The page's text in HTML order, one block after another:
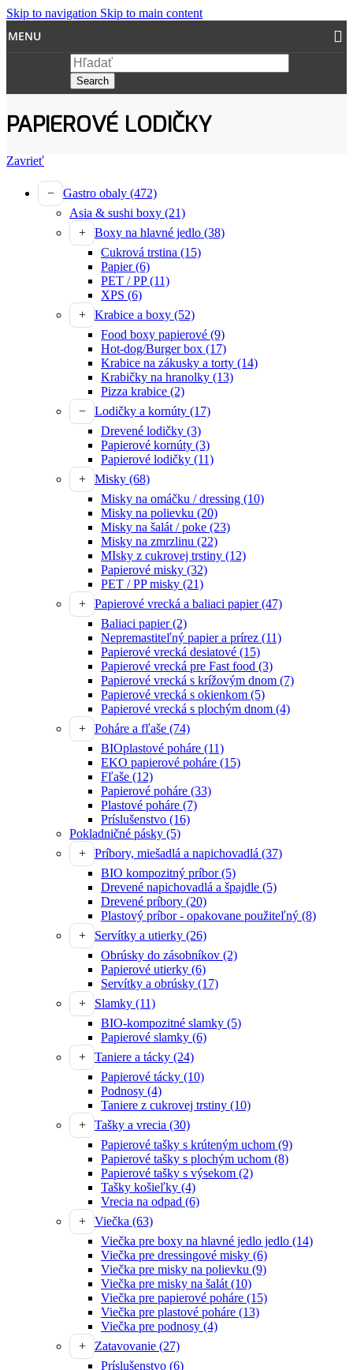
Skip to navigation Skip to main content
MENU
Search
PAPIEROVÉ LODIČKY
Zavrieť
Gastro obaly (472)
Asia & sushi boxy (21)
Boxy na hlavné jedlo (38)
Cukrová trstina (15)
Papier(6)
PET / PP(11)
XPS (6)
Krabice a boxy (52)
Food boxy papierové (9)
Hot-dog/Burger box (17)
Krabice na zákusky a torty (14)
Krabičky na hranolky (13)
Pizza krabice (2)
Lodičky a kornúty (17)
Drevené lodičky (3)
Papierové kornúty (3)
Papierové lodičky (11)
Misky (68)
Misky na omáčku / dressing (10)
Misky na polievku (20)
Misky na šalát / poke (23)
Misky na zmrzlinu (22)
MIsky z cukrovej trstiny (12)
Papierové misky (32)
PET / PP misky (21)
Papierové vrecká a baliaci papier(47)
Baliaci papier(2)
Nepremastiteľný papier a prírez (11)
Papierové vrecká desiatové (15)
Papierové vrecká pre Fast food (3)
Papierové vrecká s krížovým dnom (7)
Papierové vrecká s okienkom (5)
Papierové vrecká s plochým dnom (4)
Poháre a fľaše (74)
BIOplastové poháre (11)
EKO papierové poháre (15)
Fľaše (12)
Papierové poháre (33)
Plastové poháre (7)
Príslušenstvo (16)
Pokladničné pásky (5)
Príbory, miešadlá a napichovadlá (37)
BIO kompozitný príbor(5)
Drevené napichovadlá a špajdle (5)
Drevené príbory (20)
Plastový príbor - opakovane použiteľný (8)
Servítky a utierky (26)
Obrúsky do zásobníkov (2)
Papierové utierky (6)
Servítky a obrúsky (17)
Slamky (11)
BIO-kompozitné slamky (5)
Papierové slamky (6)
Taniere a tácky (24)
Papierové tácky (10)
Podnosy (4)
Taniere z cukrovej trstiny (10)
Tašky a vrecia (30)
Papierové tašky s krúteným uchom (9)
Papierové tašky s plochým uchom (8)
Papierové tašky s výsekom (2)
Tašky košieľky (4)
Vrecia na odpad (6)
Viečka (63)
Viečka pre boxy na hlavné jedlo jedlo (14)
Viečka pre dressingové misky (6)
Viečka pre misky na polievku (9)
Viečka pre misky na šalát (10)
Viečka pre papierové poháre (15)
Viečka pre plastové poháre (13)
Viečka pre podnosy (4)
Zatavovanie (27)
Príslušenstvo (6)